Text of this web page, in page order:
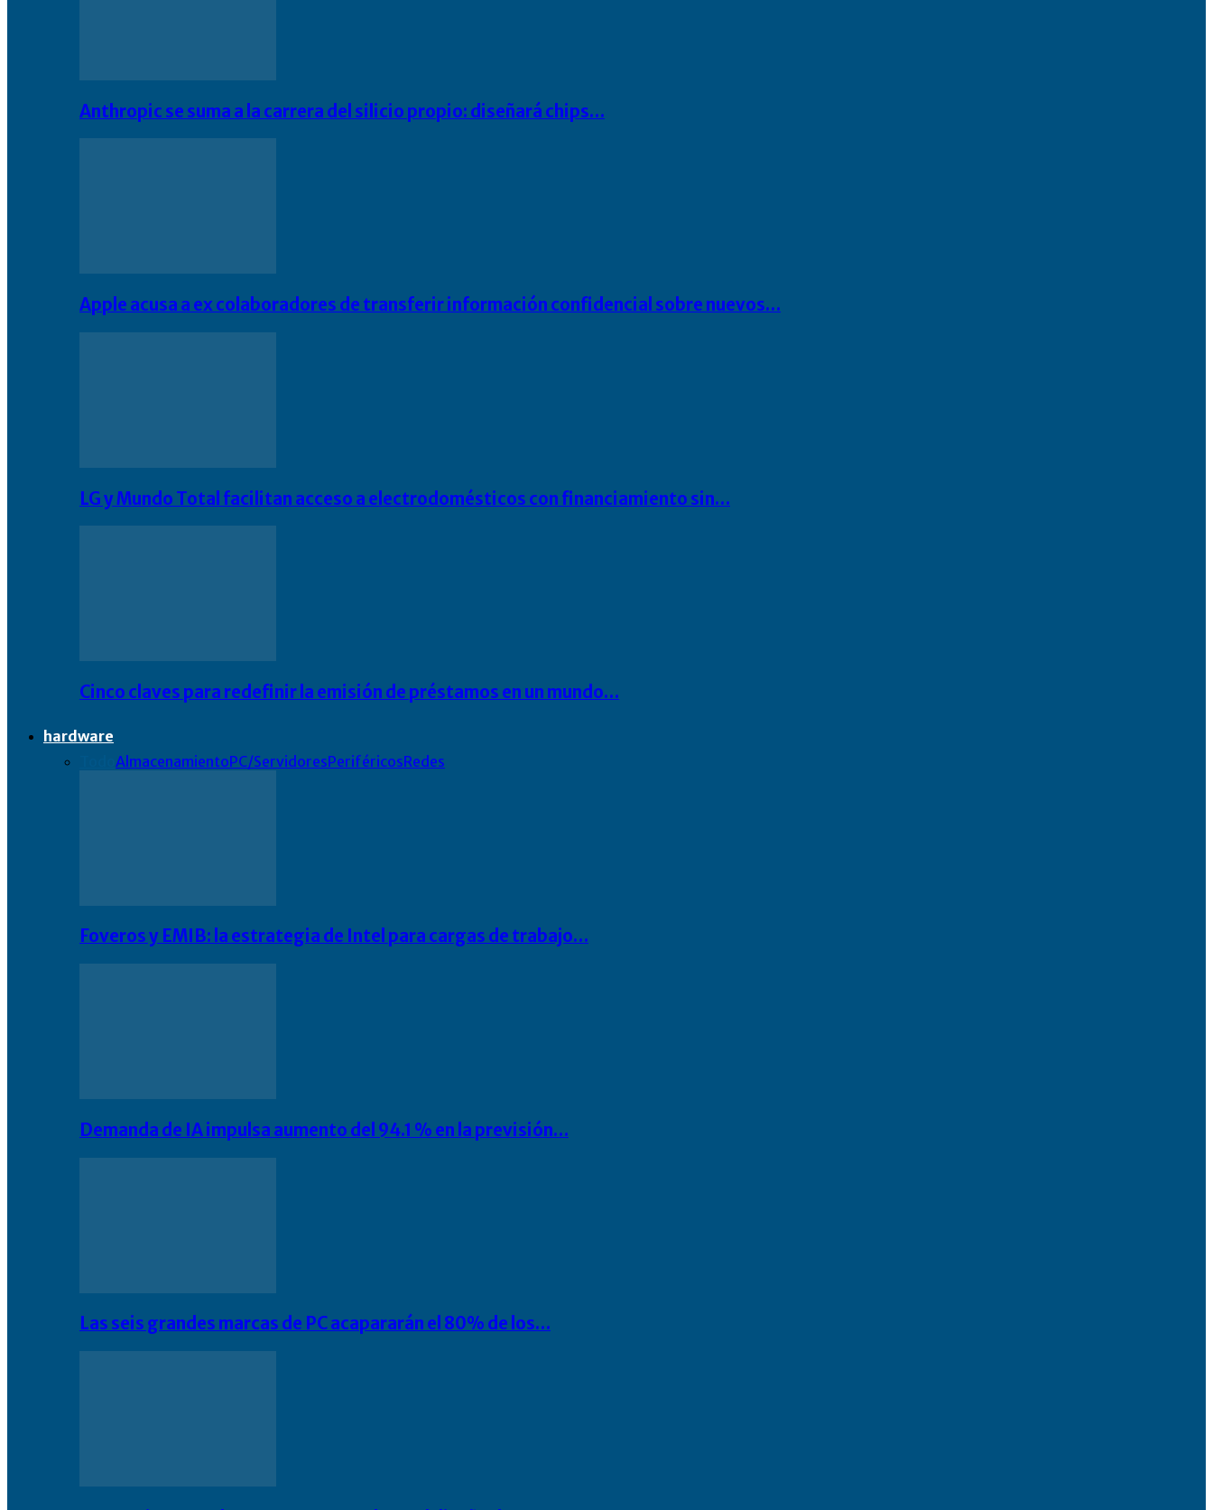
Anthropic se suma a la carrera del silicio propio: diseñará chips…
Apple acusa a ex colaboradores de transferir información confidencial sobre nuevos…
LG y Mundo Total facilitan acceso a electrodomésticos con financiamiento sin…
Cinco claves para redefinir la emisión de préstamos en un mundo…
hardware
AlmacenamientoPC/ServidoresPeriféricosRedes
Foveros y EMIB: la estrategia de Intel para cargas de trabajo…
Demanda de IA impulsa aumento del 94.1 % en la previsión…
Las seis grandes marcas de PC acapararán el 80% de los…